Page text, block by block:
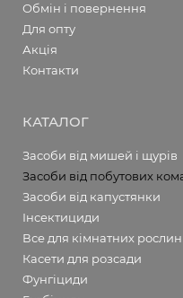
Обмін і повернення
Для опту
Акція
Контакти
КАТАЛОГ
Засоби від мишей і щурів
Засоби від побутових
Засоби від капустянки
Інсектициди
Все для кімнатних рослин
Касети для розсади
Фунгіциди